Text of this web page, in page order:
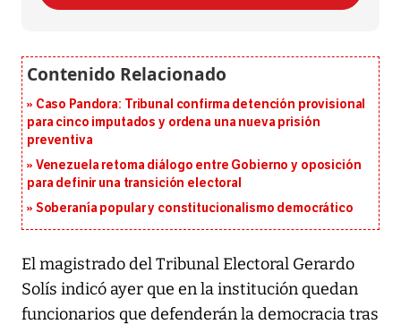
Caso Pandora: Tribunal confirma detención provisional
para cinco imputados y ordena una nueva prisión
preventiva
Venezuela retoma diálogo entre Gobierno y oposición
para definir una transición electoral
Soberanía popular y constitucionalismo democrático
El magistrado del Tribunal Electoral Gerardo
Solís indicó ayer que en la institución quedan
funcionarios que defenderán la democracia tras